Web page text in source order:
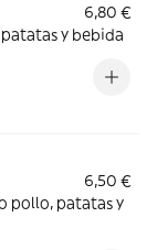
6,80 €
y bebida
6,50 €
pollo, patatas y